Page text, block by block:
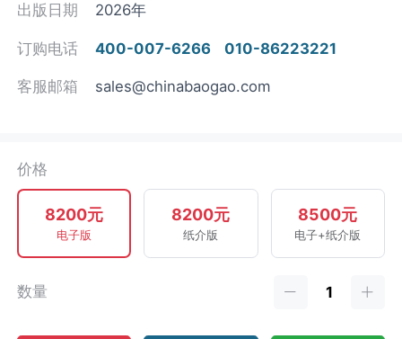
出版日期 2026年
订购电话 400-007-6266 010-86223221
客服邮箱 sales@chinabaogao.com
价格
8200元
电子版
8200元
纸介版
8500元
电子+纸介版
数量